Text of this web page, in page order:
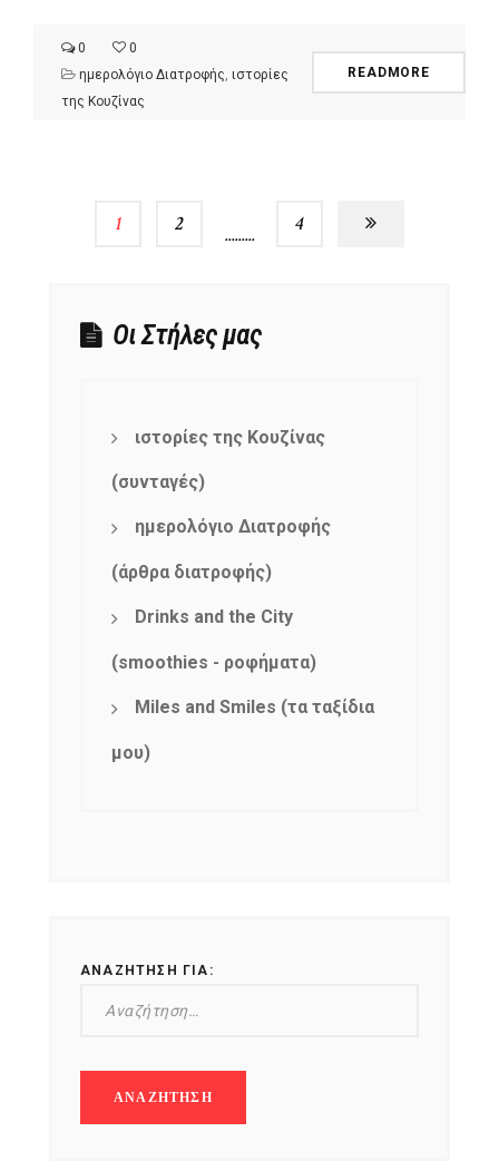
0
0
ημερολόγιο Διατροφής ιστορίες
της Κουζίνας
READMORE
1 2 4
Οι Στήλες μας
ιστορίες της Κουζίνας
(συνταγές)
ημερολόγιο Διατροφής
(άρθρα διατροφής)
Drinks and the City
(smoothies - ροφήματα)
Miles and Smiles (τα ταξίδια
μου)
ΑΝΑΖΉΤΗΣΗ ΓΙΑ: